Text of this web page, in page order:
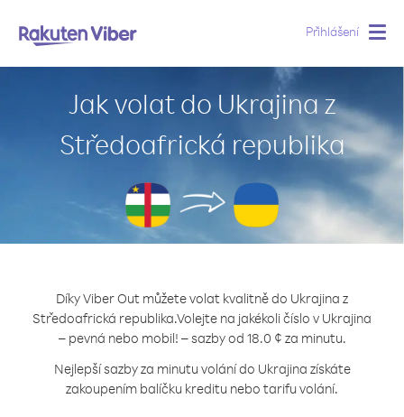
Přihlášení
Jak volat do Ukrajina z
Středoafrická republika
Díky Viber Out můžete volat kvalitně do Ukrajina z
Středoafrická republika.Volejte na jakékoli číslo v Ukrajina
– pevná nebo mobil! – sazby od 18.0 ¢ za minutu.
Nejlepší sazby za minutu volání do Ukrajina získáte
zakoupením balíčku kreditu nebo tarifu volání.